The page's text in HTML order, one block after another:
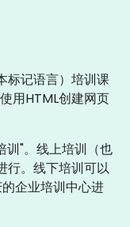
标记语言）培训课
用HTML创建网页
训"。线上培训（也
行。线下培训可以
企业培训中心进